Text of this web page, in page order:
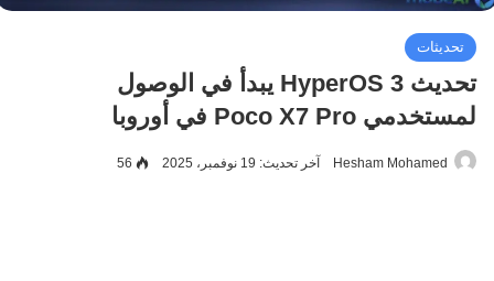
تحديثات
تحديث HyperOS 3 يبدأ في الوصول
لمستخدمي Poco X7 Pro في أوروبا
Hesham Mohamed آخر تحديث: 19 نوفمبر، 2025 56